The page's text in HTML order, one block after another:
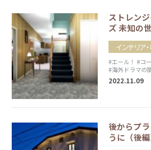
ストレン
ズ 未知の
インテリア
#エール！ #コ
#海外ドラマの
2022.11.09
後からプ
うに（後